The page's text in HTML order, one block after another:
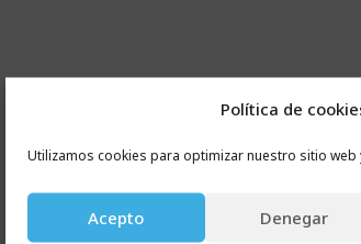
Política de
Utilizamos cookies para optimizar nuestro sitio web
Acepto Denegar